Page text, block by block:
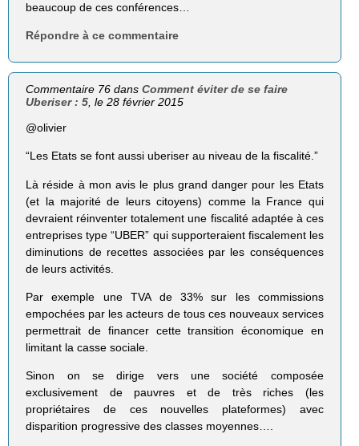
beaucoup de ces conférences…
Répondre à ce commentaire
Commentaire 76 dansComment éviter de se faire
Uberiser : 5, le 28 février 2015
@olivier
“Les Etats se font aussi uberiser au niveau de la fiscalité.”
Là réside à mon avis le plus grand danger pour les Etats
(et la majorité de leurs citoyens) comme la France qui
devraient réinventer totalement une fiscalité adaptée à ces
entreprises type “UBER” qui supporteraient fiscalement les
diminutions de recettes associées par les conséquences
de leurs activités.
Par exemple une TVA de 33% sur les commissions
empochées par les acteurs de tous ces nouveaux services
permettrait de financer cette transition économique en
limitant la casse sociale.
Sinon on se dirige vers une société composée
exclusivement de pauvres et de très riches (les
propriétaires de ces nouvelles plateformes) avec
disparition progressive des classes moyennes….